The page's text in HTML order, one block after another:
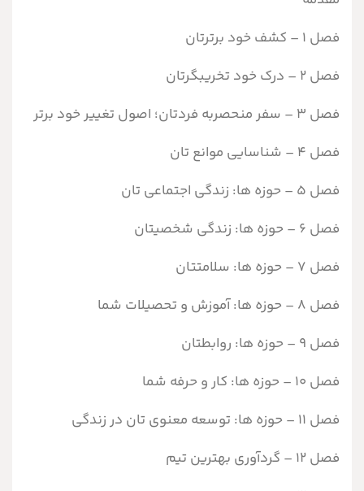
فصل 1 – کشف خود برترتان
فصل 2 – درک خود تخریبگرتان
فصل 3 – سفر منحصربه فردتان؛ اصول تغییر خود برتر
فصل 4 – شناسایی موانع تان
فصل 5 – حوزه ها: زندگی اجتماعی تان
فصل 6 – حوزه ها: زندگی شخصیتان
فصل 7 – حوزه ها: سلامتتان
فصل 8 – حوزه ها: آموزش و تحصیلات شما
فصل 9 – حوزه ها: روابطتان
فصل 10 – حوزه ها: کار و حرفه شما
فصل 11 – حوزه ها: توسعه معنوی تان در زندگی
فصل 12 – گردآوری بهترین تیم